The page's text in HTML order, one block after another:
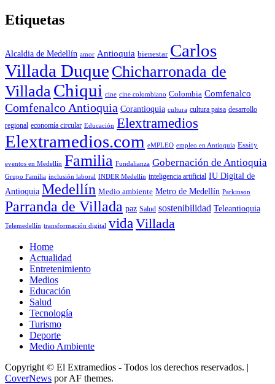
Etiquetas
Alcaldia de Medellín amor Antioquia bienestar Carlos
Villada Duque Chicharronada de
VilladaChiqui cine cine colombiano Colombia Comfenalco
Comfenalco Antioquia Corantioquia cultura cultura paisa desarrollo
regional economía circular Educación Elextramedios
Elextramedios.com eMPLEO empleo en Antioquia Essity
eventos en Medellín Familia Fundalianza Gobernación de Antioquia
Grupo Familia inclusión laboral INDER Medellín inteligencia artificial IU Digital de
Antioquia Medellín Medio ambiente Metro de Medellín Parkinson
Parranda de Villada paz Salud sostenibilidad Teleantioquia
Telemedellín transformación digital vidaVillada
Home
Actualidad
Entretenimiento
Medios
Educación
Salud
Tecnología
Turismo
Deporte
Medio Ambiente
Copyright © El Extramedios - Todos los derechos reservados. |
CoverNews por AF themes.